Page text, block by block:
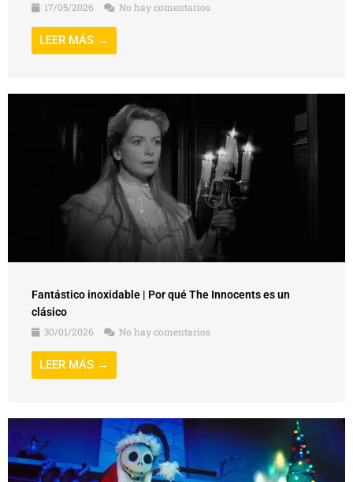
17/05/2026
No hay comentarios
LEER MÁS →
Fantástico inoxidable | Por qué The Innocents es un
clásico
30/01/2026
No hay comentarios
LEER MÁS →